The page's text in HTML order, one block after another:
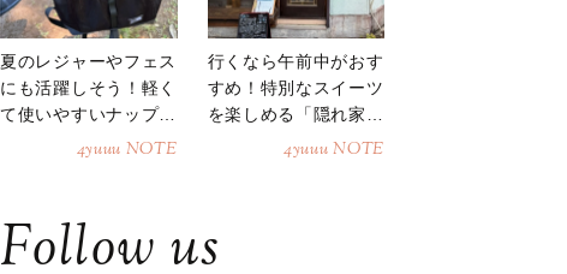
夏のレジャーやフェス
にも活躍しそう！軽く
て使いやすいナップサ
4yuuu NOTE
行くなら午前中がおす
すめ！特別なスイーツ
を楽しめる「隠れ家カ
4yuuu NOTE
Follow us